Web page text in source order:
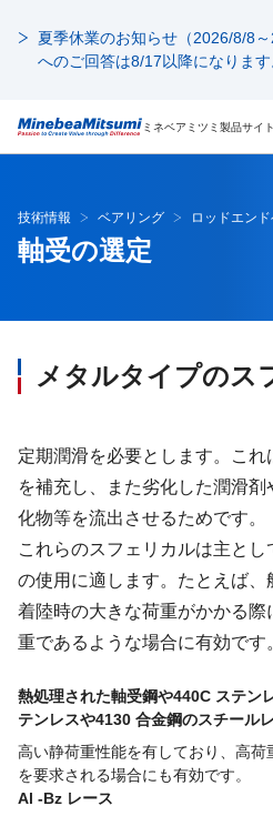
夏季休業のお知らせ（2026/8/8
へのご回答は8/17以降になります
ミネベアミツミ製品サイト
技術情報 ベアリング ロッドエン
軸受の選定
メタルタイプのス
定期潤滑を必要とします。これ
を補充し、また劣化した潤滑
化物等を流出させるためです。
これらのスフェリカルは主と
の使用に適します。たとえば
着陸時の大きな荷重がかかる
重であるような場合に有効です
熱処理された軸受鋼や440C ステン
テンレスや4130 合金鋼のスチール
高い静荷重性能を有しており、高荷
を要求される場合にも有効です。
Al -Bz レース